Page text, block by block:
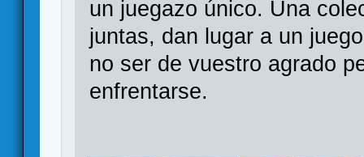
un juegazo único. Una
juntas, dan lugar a un
no ser de vuestro agrado
enfrentarse.